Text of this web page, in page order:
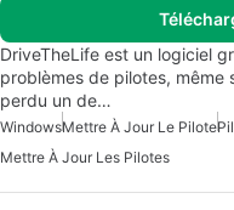
DriveTheLife est un logiciel
problèmes de pilotes, même
perdu un de…
WindowsMettre À Jour Le Pilote
Mettre À Jour Les Pilotes